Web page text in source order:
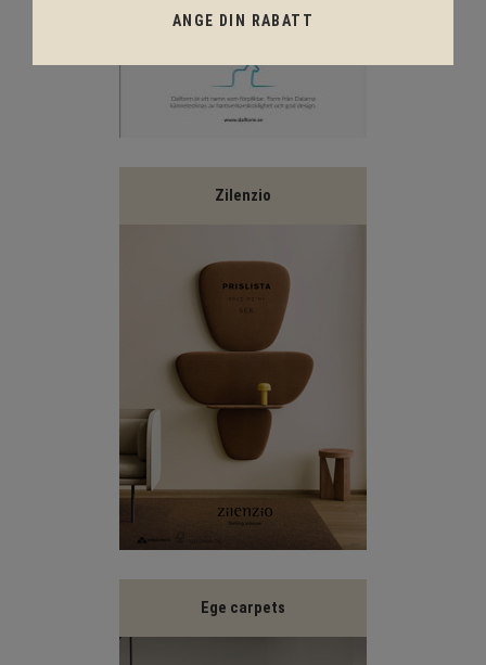
Zilenzio
Ege carpets
ANGE DIN RABATT